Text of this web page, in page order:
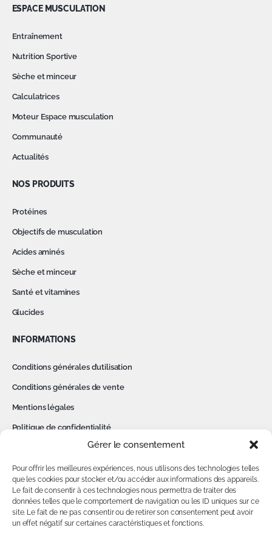
Gérer le consentement
Pour offrir les meilleures expériences, nous utilisons des technologies telles
que les cookies pour stocker et/ou accéder aux informations des appareils.
Le fait de consentir à ces technologies nous permettra de traiter des
données telles que le comportement de navigation ou les ID uniques sur ce
site. Le fait de ne pas consentir ou de retirer son consentement peut avoir
un effet négatif sur certaines caractéristiques et fonctions.
ESPACE MUSCULATION
Entraînement
Nutrition Sportive
Sèche et minceur
Calculatrices
Moteur Espace musculation
Communauté
Actualités
NOS PRODUITS
Protéines
Objectifs de musculation
Acides aminés
Sèche et minceur
Santé et vitamines
Glucides
INFORMATIONS
Conditions générales d’utilisation
Conditions générales de vente
Mentions légales
Politique de confidentialité
Contact
MON COMPTE
Accédez à votre compte